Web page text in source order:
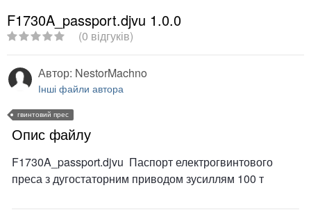
F1730A_passport.djvu 1.0.0
(0 відгуків)
Автор: NestorMachno
Інші файли автора
гвинтовий прес
Опис файлу
F1730A_passport.djvu Паспорт електрогвинтового
преса з дугостаторним приводом зусиллям 100 т